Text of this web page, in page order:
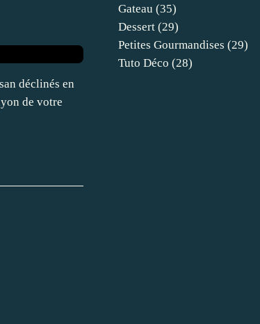
déclinés en
de votre
Gateau (35)
Dessert (29)
Petites Gourmandises (29)
Tuto Déco (28)